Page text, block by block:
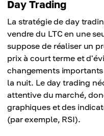
Day Trading
La stratégie de day
vendre du LTC en une
suppose de réaliser un
prix à court terme et
changements
la nuit. Le day trading
attentive du marché,
graphiques et des
(par exemple, RSI).